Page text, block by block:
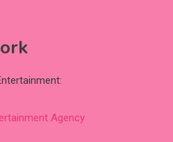
Agency